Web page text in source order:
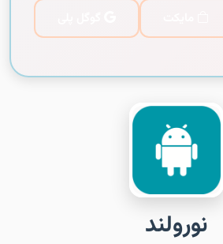
نورولند